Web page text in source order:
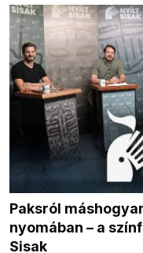
Paksról
nyomában – a
Sisak